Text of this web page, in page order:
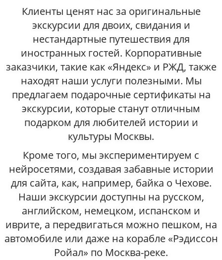
Клиенты ценят нас за оригинальные
экскурсии для двоих, свидания и
нестандартные путешествия для
иностранных гостей. Корпоративные
заказчики, такие как «Яндекс» и РЖД, также
находят наши услуги полезными. Мы
предлагаем подарочные сертификаты на
экскурсии, которые станут отличным
подарком для любителей истории и
культуры Москвы.
Кроме того, мы экспериментируем с
нейросетями, создавая забавные истории
для сайта, как, например, байка о Чехове.
Наши экскурсии доступны на русском,
английском, немецком, испанском и
иврите, а передвигаться можно пешком, на
автомобиле или даже на корабле «Рэдиссон
Ройал» по Москва-реке.